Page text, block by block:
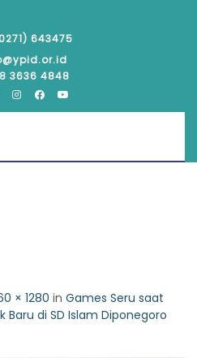
643475
3636 4848
× 1280 in Games Seru saat
Baru di SD Islam Diponegoro